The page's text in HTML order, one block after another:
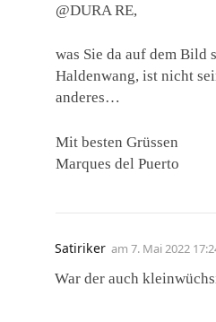
@DURA RE,
was Sie da auf dem Bild
Haldenwang, ist nicht
anderes…
Mit besten Grüssen
Marques del Puerto
Satiriker am 7. Mai 2022
War der auch